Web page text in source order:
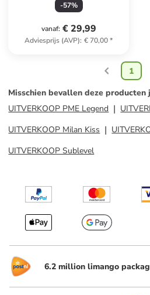
-57%
vanaf: € 29,99
Adviesprijs (AVP): € 70,00*
1
Misschien bevallen deze producten
UITVERKOOP PME Legend
UITVERKOOP Milan Kiss
UITVERKOOP Sublevel
6.2 million limango